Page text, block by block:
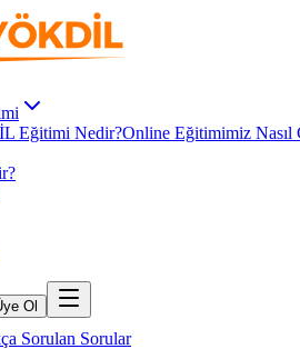
Eğitimi Nedir?Online Eğitimimiz Nasıl
Ol
Sorulan Sorular